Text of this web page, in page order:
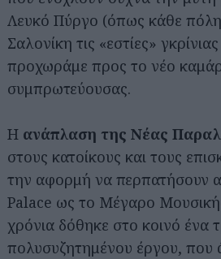
Λευκό Πύργο (όπως κάθε πόλη,
Σαλονίκη τις «εστίες»
προχωράμε προς το νέο
συμπρωτεύουσας.
Η ανάπλαση της Νέας
στους κατοίκους και τους
την αφορμή να περπατήσουν
Palace ως το Μέγαρο
χρόνια δόθηκε στο κοινό ένα
πολυσυζητημένου έργου, που